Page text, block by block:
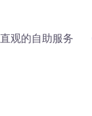
直观的自助服务